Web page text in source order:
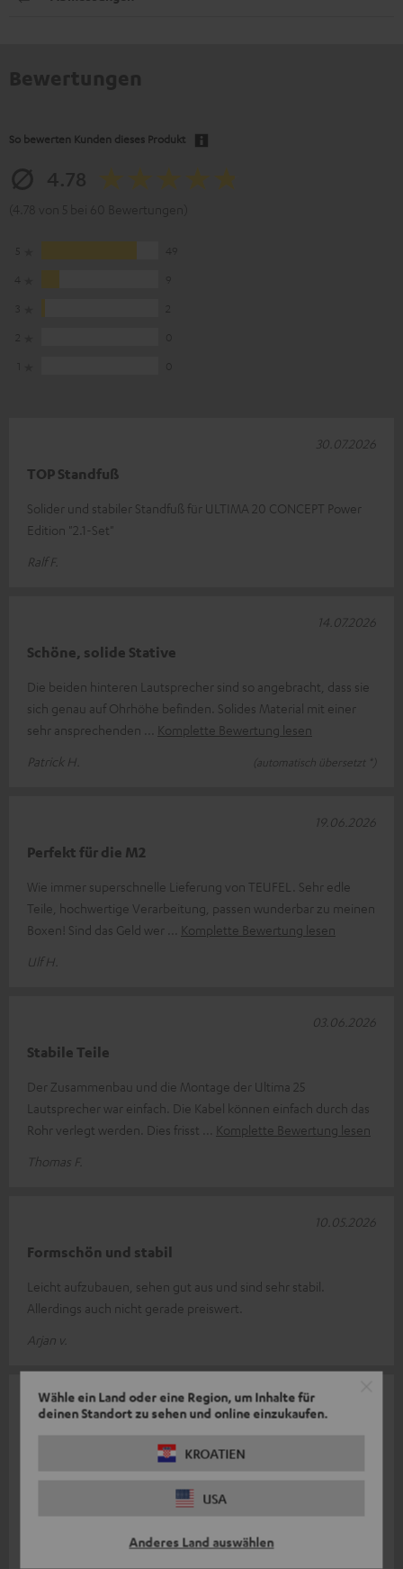
Wähle ein Land oder eine Region, um Inhalte für
deinen Standort zu sehen und online einzukaufen.
KROATIEN
USA
Anderes Land auswählen
So bewerten Kunden dieses Produkt
TOP Standfuß
Solider und stabiler Standfuß für ULTIMA 20 CONCEPT Power
Edition "2.1-Set"
Ralf F.
30.07.2026
Schöne, solide Stative
Die beiden hinteren Lautsprecher sind so angebracht, dass sie
sich genau auf Ohrhöhe befinden. Solides Material mit einer
sehr ansprechenden
Komplette Bewertung lesen
Patrick H.
(automatisch übersetzt *)
14.07.2026
Perfekt für die M2
Wie immer superschnelle Lieferung von TEUFEL. Sehr edle
Teile, hochwertige Verarbeitung, passen wunderbar zu meinen
Boxen! Sind das Geld wer
Komplette Bewertung lesen
Ulf H.
19.06.2026
Stabile Teile
Der Zusammenbau und die Montage der Ultima 25
Lautsprecher war einfach. Die Kabel können einfach durch das
Rohr verlegt werden. Dies frisst
Komplette Bewertung lesen
Thomas F.
03.06.2026
Formschön und stabil
Leicht aufzubauen, sehen gut aus und sind sehr stabil.
Allerdings auch nicht gerade preiswert.
Arjan v.
10.05.2026
Durch das schlichte Design und die durchdachte
Aussparungen für Kabel und Abstand der Füße zum Boden ist
das ein sehr passendes Produkt für
06.05.2026